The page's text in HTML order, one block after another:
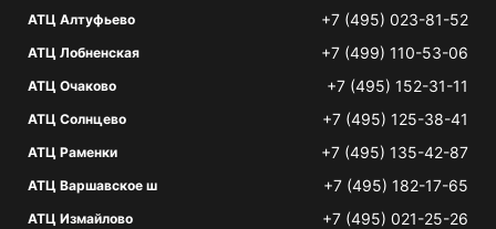
АТЦ Алтуфьево +7 (495) 023-81-52
АТЦ Лобненская +7 (499) 110-53-06
АТЦ Очаково +7 (495) 152-31-11
АТЦ Солнцево +7 (495) 125-38-41
АТЦ Раменки +7 (495) 135-42-87
АТЦ Варшавское ш +7 (495) 182-17-65
АТЦ Измайлово +7 (495) 021-25-26